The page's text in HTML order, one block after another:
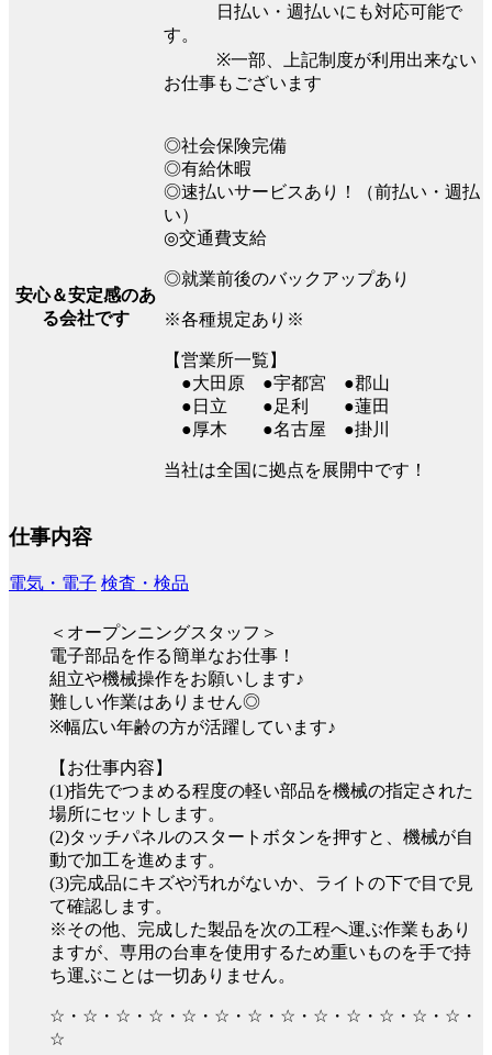
日払い・週払いにも対応可能で
す。
※⼀部、上記制度が利⽤出来ない
お仕事もございます
安心＆安定感のあ
る会社です
◎社会保険完備
◎有給休暇
◎速払いサービスあり！（前払い・週払
い）
◎交通費支給
◎就業前後のバックアップあり
※各種規定あり※
【営業所一覧】
●大田原 ●宇都宮 ●郡山
●日立 ●足利 ●蓮田
●厚木 ●名古屋 ●掛川
当社は全国に拠点を展開中です！
仕事内容
電気・電子 検査・検品
＜オープンニングスタッフ＞
電子部品を作る簡単なお仕事！
組立や機械操作をお願いします♪
難しい作業はありません◎
※幅広い年齢の方が活躍しています♪
【お仕事内容】
(1)指先でつまめる程度の軽い部品を機械の指定された
場所にセットします。
(2)タッチパネルのスタートボタンを押すと、機械が自
動で加工を進めます。
(3)完成品にキズや汚れがないか、ライトの下で目で見
て確認します。
※その他、完成した製品を次の工程へ運ぶ作業もあり
ますが、専用の台車を使用するため重いものを手で持
ち運ぶことは一切ありません。
☆・☆・☆・☆・☆・☆・☆・☆・☆・☆・☆・☆・☆・
☆